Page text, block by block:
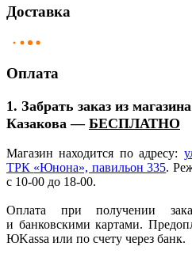
Доставка
Оплата
1. Забрать заказ из
Казакова — БЕСПЛАТНО
Магазин находится по адресу:
ТРК «Юнона», павильон 335.
с 10-00 до 18-00.
Оплата при получении
и банковскими картами.
ЮKassa или по счету через банк.